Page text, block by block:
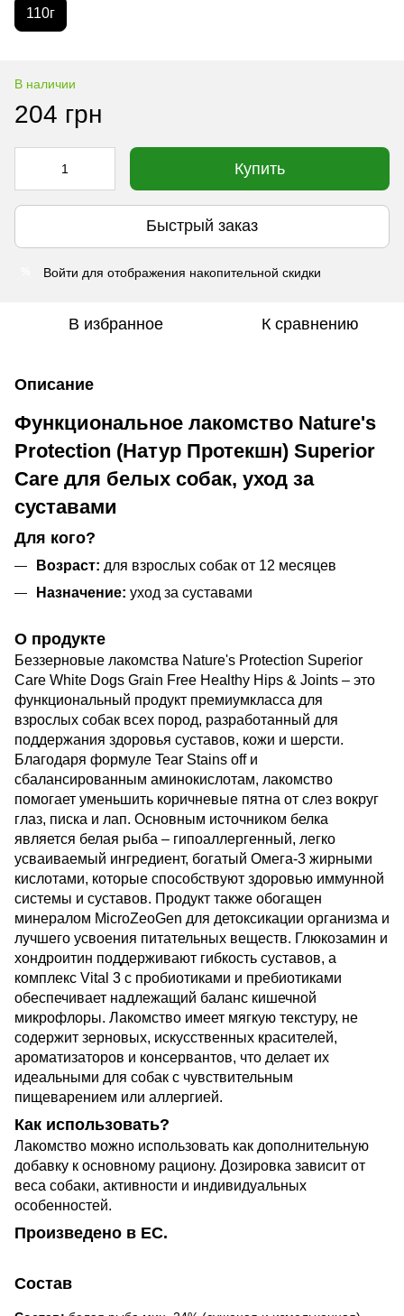
110г
В наличии
204 грн
Купить
Быстрый заказ
Войти для отображения накопительной скидки
В избранное К сравнению
Описание
Функциональное лакомство Nature's
Protection (Натур Протекшн) Superior
Care для белых собак, уход за
суставами
Для кого?
Возраст: для взрослых собак от 12 месяцев
Назначение: уход за суставами
О продукте
Беззерновые лакомства Nature's Protection Superior
Care White Dogs Grain Free Healthy Hips & Joints – это
функциональный продукт премиумкласса для
взрослых собак всех пород, разработанный для
поддержания здоровья суставов, кожи и шерсти.
Благодаря формуле Tear Stains off и
сбалансированным аминокислотам, лакомство
помогает уменьшить коричневые пятна от слез вокруг
глаз, писка и лап. Основным источником белка
является белая рыба – гипоаллергенный, легко
усваиваемый ингредиент, богатый Омега-3 жирными
кислотами, которые способствуют здоровью иммунной
системы и суставов. Продукт также обогащен
минералом MicroZeoGen для детоксикации организма и
лучшего усвоения питательных веществ. Глюкозамин и
хондроитин поддерживают гибкость суставов, а
комплекс Vital 3 с пробиотиками и пребиотиками
обеспечивает надлежащий баланс кишечной
микрофлоры. Лакомство имеет мягкую текстуру, не
содержит зерновых, искусственных красителей,
ароматизаторов и консервантов, что делает их
идеальными для собак с чувствительным
пищеварением или аллергией.
Как использовать?
Лакомство можно использовать как дополнительную
добавку к основному рациону. Дозировка зависит от
веса собаки, активности и индивидуальных
особенностей.
Произведено в ЕС.
Состав